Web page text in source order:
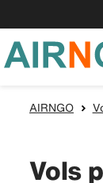
AIRNGO
Vols